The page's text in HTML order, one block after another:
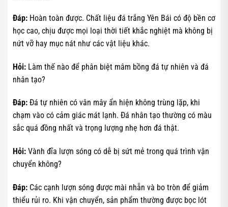
Đáp: Hoàn toàn được. Chất liệu đá trắng Yên Bái có độ bền cơ
học cao, chịu được mọi loại thời tiết khắc nghiệt mà không bị
nứt vỡ hay mục nát như các vật liệu khác.
Hỏi: Làm thế nào để phân biệt mâm bồng đá tự nhiên và đá
nhân tạo?
Đáp: Đá tự nhiên có vân mây ẩn hiện không trùng lặp, khi
chạm vào có cảm giác mát lạnh. Đá nhân tạo thường có màu
sắc quá đồng nhất và trọng lượng nhẹ hơn đá thật.
Hỏi: Vành đĩa lượn sóng có dễ bị sứt mẻ trong quá trình vận
chuyển không?
Đáp: Các cạnh lượn sóng được mài nhẵn và bo tròn để giảm
thiểu rủi ro. Khi vận chuyển, sản phẩm thường được bọc lót